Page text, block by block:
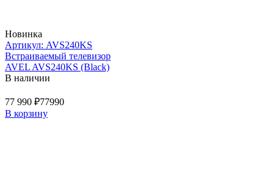
Новинка
Артикул: AVS240KS
Встраиваемый телевизор
AVEL AVS240KS (Black)
В наличии
77 990 ₽77990
В корзину